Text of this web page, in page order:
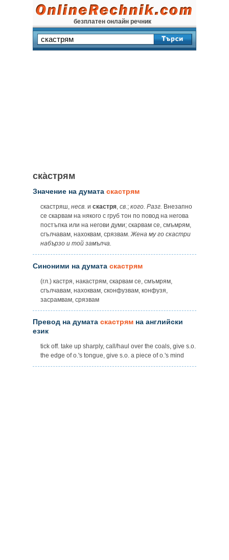
безплатен онлайн речник
ска̀стрям
Значение на думата скастрям
скастряш, несв. и скастря, св.; кого. Разг. Внезапно
се скарвам на някого с груб тон по повод на негова
постъпка или на негови думи; скарвам се, смъмрям,
сгълчавам, нахоквам, срязвам.Жена му го скастри
набързо и той замълча.
Синоними на думата скастрям
(гл.) кастря, накастрям, скарвам се, смъмрям,
сгълчавам, нахоквам, сконфузвам, конфузя,
засрамвам, срязвам
Превод на думата скастрям на английски
език
tick off. take up sharply, call/haul over the coals, give s.o.
the edge of o.'s tongue, give s.o. a piece of o.'s mind